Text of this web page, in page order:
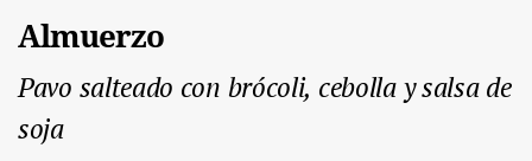
Almuerzo
Pavo salteado con brócoli, cebolla y salsa de
soja